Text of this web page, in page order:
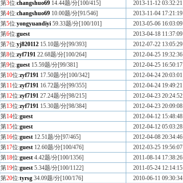
第3位:changshuo69 14.44题/分[100/415]
2013-11-12 03:32:21
第4位:changshuo69 10.00题/分[91/546]
2013-11-04 17:21:19
第5位:yongyuandiyi 59.33题/分[100/101]
2013-05-06 16:03:09
第6位:guest
2013-04-18 11:37:09
第7位:yj820112 15.10题/分[99/393]
2012-07-22 13:05:29
第8位:zyf7191 22.68题/分[100/264]
2012-04-25 19:32:36
第9位:guest 15.59题/分[99/381]
2012-04-25 16:50:17
第10位:zyf7191 17.50题/分[100/342]
2012-04-24 20:03:01
第11位:zyf7191 16.72题/分[99/355]
2012-04-24 19:49:21
第12位:zyf7191 27.24题/分[98/215]
2012-04-23 20:24:52
第13位:zyf7191 15.30题/分[98/384]
2012-04-23 20:09:08
第14位:guest
2012-04-12 15:48:48
第15位:guest
2012-04-12 05:03:28
第16位:guest 12.51题/分[97/465]
2012-04-08 20:34:46
第17位:guest 12.60题/分[100/476]
2012-03-25 19:56:07
第18位:guest 4.42题/分[100/1356]
2011-08-14 17:38:26
第19位:guest 5.34题/分[100/1122]
2011-05-24 12:14:15
第20位:tyrsg 34.09题/分[100/176]
2010-06-11 09:30:34